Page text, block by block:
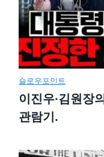
슬로우포인트
이진우·김원장
관람기.